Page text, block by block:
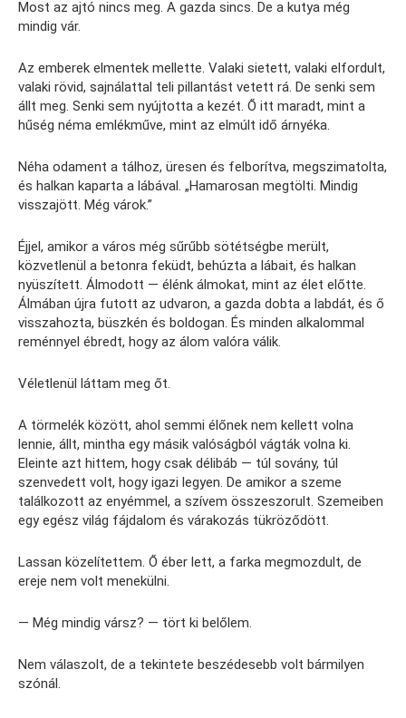
Most az ajtó nincs meg. A gazda sincs. De a kutya még
mindig vár.
Az emberek elmentek mellette. Valaki sietett, valaki elfordult,
valaki rövid, sajnálattal teli pillantást vetett rá. De senki sem
állt meg. Senki sem nyújtotta a kezét. Ő itt maradt, mint a
hűség néma emlékműve, mint az elmúlt idő árnyéka.
Néha odament a tálhoz, üresen és felborítva, megszimatolta,
és halkan kaparta a lábával. „Hamarosan megtölti. Mindig
visszajött. Még várok.”
Éjjel, amikor a város még sűrűbb sötétségbe merült,
közvetlenül a betonra feküdt, behúzta a lábait, és halkan
nyüszített. Álmodott — élénk álmokat, mint az élet előtte.
Álmában újra futott az udvaron, a gazda dobta a labdát, és ő
visszahozta, büszkén és boldogan. És minden alkalommal
reménnyel ébredt, hogy az álom valóra válik.
Véletlenül láttam meg őt.
A törmelék között, ahol semmi élőnek nem kellett volna
lennie, állt, mintha egy másik valóságból vágták volna ki.
Eleinte azt hittem, hogy csak délibáb — túl sovány, túl
szenvedett volt, hogy igazi legyen. De amikor a szeme
találkozott az enyémmel, a szívem összeszorult. Szemeiben
egy egész világ fájdalom és várakozás tükröződött.
Lassan közelítettem. Ő éber lett, a farka megmozdult, de
ereje nem volt menekülni.
— Még mindig vársz? — tört ki belőlem.
Nem válaszolt, de a tekintete beszédesebb volt bármilyen
szónál.